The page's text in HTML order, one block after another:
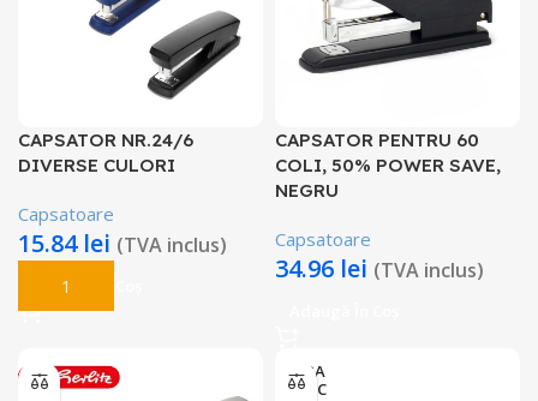
CAPSATOR NR.24/6
DIVERSE CULORI
Capsatoare
15.84 lei (TVA inclus)
Adaugă În Coș
CAPSATOR PENTRU 60
COLI, 50% POWER SAVE,
NEGRU
Capsatoare
34.96 lei (TVA inclus)
FARA
STOC